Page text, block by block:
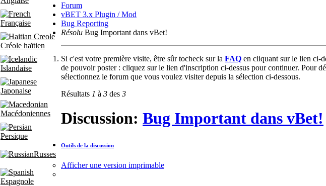
Française
Créole haïtien
Islandaise
Japonaise
Macédoniennes
Persique
Russes
Espagnole
Forum
vBET 3.x Plugin / Mod
Bug Reporting
Résolu Bug Important dans vBet!
Si c'est votre première visite, être sûr tocheck sur la FAQ en cliquant sur le lien ci-
de pouvoir poster : cliquez sur le lien d'inscription ci-dessus pour continuer. Pour
sélectionnez le forum que vous voulez visiter depuis la sélection ci-dessous.
Résultats 1 à 3 des 3
Discussion: Bug Important dans vBet!
Outils de la discussion
Afficher une version imprimable